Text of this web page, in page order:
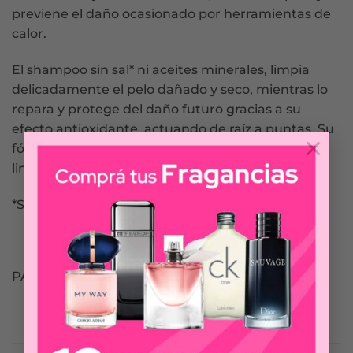
×
previene el daño ocasionado por herramientas de
calor.
El shampoo sin sal* ni aceites minerales, limpia
delicadamente el pelo dañado y seco, mientras lo
repara y protege del daño futuro gracias a su
efecto antioxidante, actuando de raíz a puntas. Su
fórmula con textura ligera y color blanco opaco,
limpian tu pelo sin dejar residuos.
*Sin adición directa de NaCI
PANTENE